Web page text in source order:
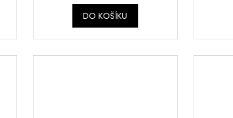
DO KOŠÍKU